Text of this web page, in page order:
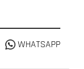
WHATSAPP